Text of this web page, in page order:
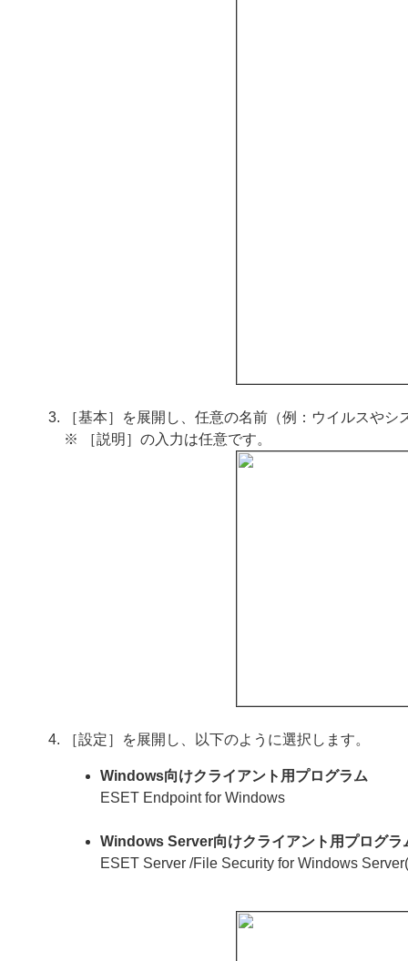
［基本］を展開し、任意の名前（例：ウイルスや
※ ［説明］の入力は任意です。
［設定］を展開し、以下のように選択します。
Windows向けクライアント用プログラム
ESET Endpoint for Windows
Windows Server向けクライアント用プログラ
ESET Server /File Security for Windows